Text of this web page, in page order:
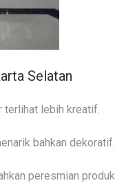
Selatan
terlihat lebih kreatif.
bahkan dekoratif.
peresmian produk.